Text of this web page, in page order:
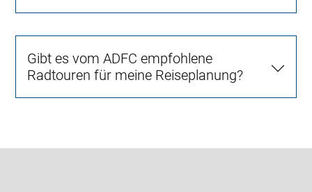
Gibt es vom ADFC empfohlene
Radtouren für meine Reiseplanung?